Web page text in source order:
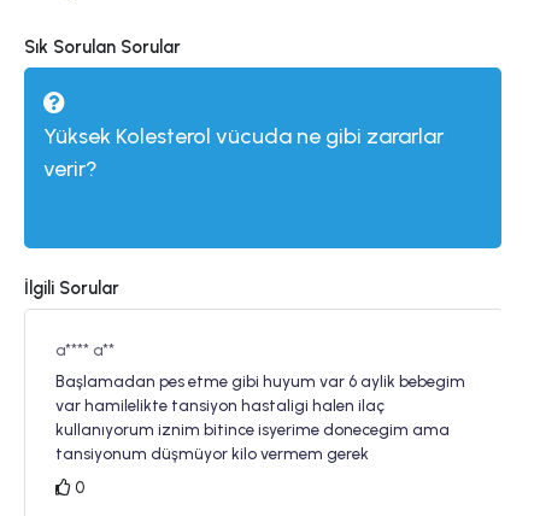
Sık Sorulan Sorular
Yüksek Kolesterol vücuda ne gibi zararlar
verir?
İlgili Sorular
a**** a**
Başlamadan pes etme gibi huyum var 6 aylik bebegim
var hamilelikte tansiyon hastaligi halen ilaç
kullanıyorum iznim bitince isyerime donecegim ama
tansiyonum düşmüyor kilo vermem gerek
0